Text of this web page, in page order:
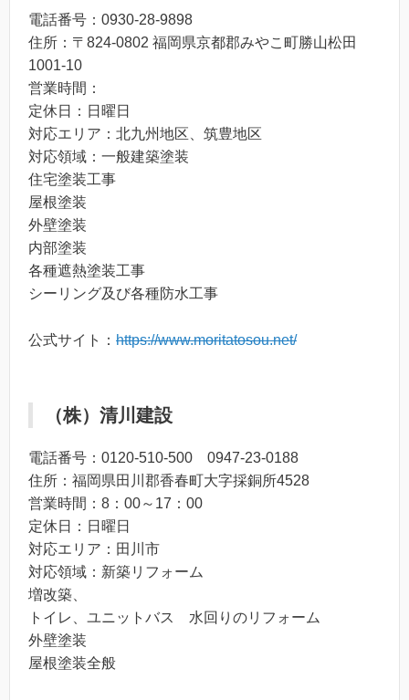
電話番号：0930-28-9898
住所：〒824-0802 福岡県京都郡みやこ町勝山松田
1001‐10
営業時間：
定休日：日曜日
対応エリア：北九州地区、筑豊地区
対応領域：一般建築塗装
住宅塗装工事
屋根塗装
外壁塗装
内部塗装
各種遮熱塗装工事
シーリング及び各種防水工事
公式サイト： https://www.moritatosou.net/
（株）清川建設
電話番号：0120-510-500 0947-23-0188
住所：福岡県田川郡香春町大字採銅所4528
営業時間：8：00～17：00
定休日：日曜日
対応エリア：田川市
対応領域：新築リフォーム
増改築、
トイレ、ユニットバス 水回りのリフォーム
外壁塗装
屋根塗装全般